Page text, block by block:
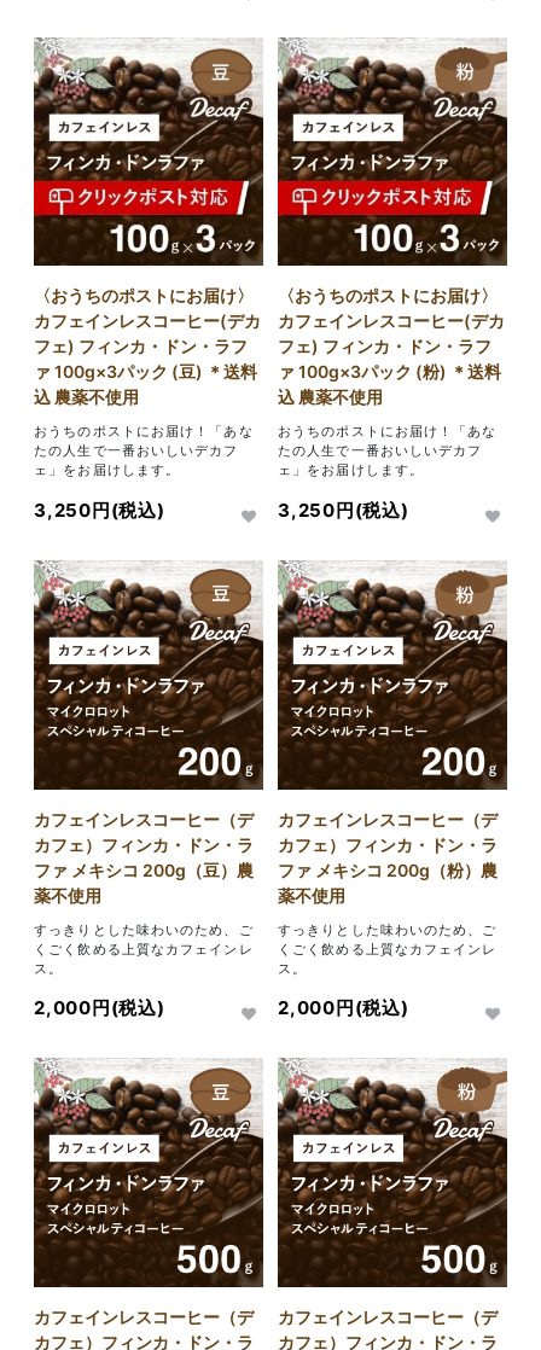
〈おうちのポストにお届け〉
カフェインレスコーヒー(デカ
フェ) フィンカ・ドン・ラフ
ァ 100g×3パック (豆) ＊送料
込 農薬不使用
おうちのポストにお届け！「あな
たの人生で一番おいしいデカフ
ェ」をお届けします。
3,250円(税込)
〈おうちのポストにお届け〉
カフェインレスコーヒー(デカ
フェ) フィンカ・ドン・ラフ
ァ 100g×3パック (粉) ＊送料
込 農薬不使用
おうちのポストにお届け！「あな
たの人生で一番おいしいデカフ
ェ」をお届けします。
3,250円(税込)
カフェインレスコーヒー（デ
カフェ）フィンカ・ドン・ラ
ファ メキシコ 200g（豆）農
薬不使用
すっきりとした味わいのため、ご
くごく飲める上質なカフェインレ
ス。
2,000円(税込)
カフェインレスコーヒー（デ
カフェ）フィンカ・ドン・ラ
ファ メキシコ 200g（粉）農
薬不使用
すっきりとした味わいのため、ご
くごく飲める上質なカフェインレ
ス。
2,000円(税込)
カフェインレスコーヒー（デ
カフェ）フィンカ・ドン・ラ
カフェインレスコーヒー（デ
カフェ）フィンカ・ドン・ラ